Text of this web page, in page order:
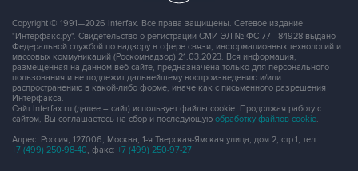
Copyright © 1991—2026 Interfax. Все права защищены. Сетевое издание
"Интерфакс.ру". Свидетельство о регистрации СМИ ЭЛ № ФС 77 - 84928 выдано
Федеральной службой по надзору в сфере связи, информационных технологий и
массовых коммуникаций (Роскомнадзор) 21.03.2023. Вся информация,
размещенная на данном веб-сайте, предназначена только для персонального
пользования и не подлежит дальнейшему воспроизведению и/или
распространению в какой-либо форме, иначе как с письменного разрешения
Интерфакса.
Сайт Interfax.ru (далее – сайт) использует файлы cookie. Продолжая работу с
сайтом, Вы соглашаетесь на сбор и последующую обработку файлов cookie.
Адрес: Россия, 127006, Москва, 1-я Тверская-Ямская улица, дом 2, стр.1, тел.:
+7 (499) 250-98-40, факс: +7 (499) 250-97-27